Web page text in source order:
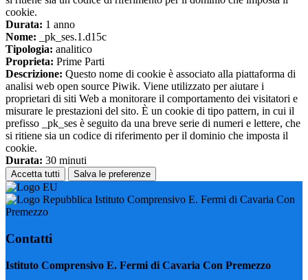
cookie.
Durata: 1 anno
Nome: _pk_ses.1.d15c
Tipologia: analitico
Proprieta: Prime Parti
Descrizione: Questo nome di cookie è associato alla piattaforma di
analisi web open source Piwik. Viene utilizzato per aiutare i
proprietari di siti Web a monitorare il comportamento dei visitatori e
misurare le prestazioni del sito. È un cookie di tipo pattern, in cui il
prefisso _pk_ses è seguito da una breve serie di numeri e lettere, che
si ritiene sia un codice di riferimento per il dominio che imposta il
cookie.
Durata: 30 minuti
Accetta tutti Salva le preferenze
Istituto Comprensivo E. Fermi di Cavaria Con
Premezzo
Contatti
Istituto Comprensivo E. Fermi di Cavaria Con Premezzo